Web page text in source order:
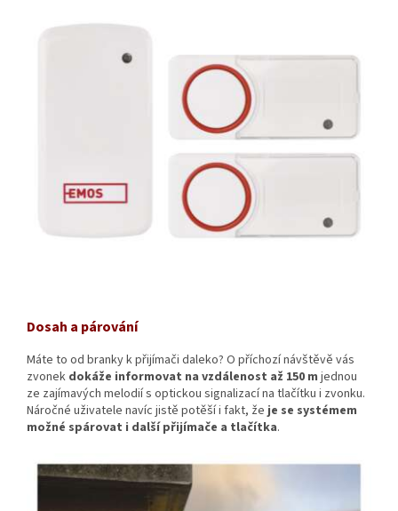
Dosah a párování
Máte to od branky k přijímači daleko? O příchozí návštěvě vás
zvonek dokáže informovat na vzdálenost až 150 m jednou
ze zajímavých melodií s optickou signalizací na tlačítku i zvonku.
Náročné uživatele navíc jistě potěší i fakt, že je se systémem
možné spárovat i další přijímače a tlačítka.